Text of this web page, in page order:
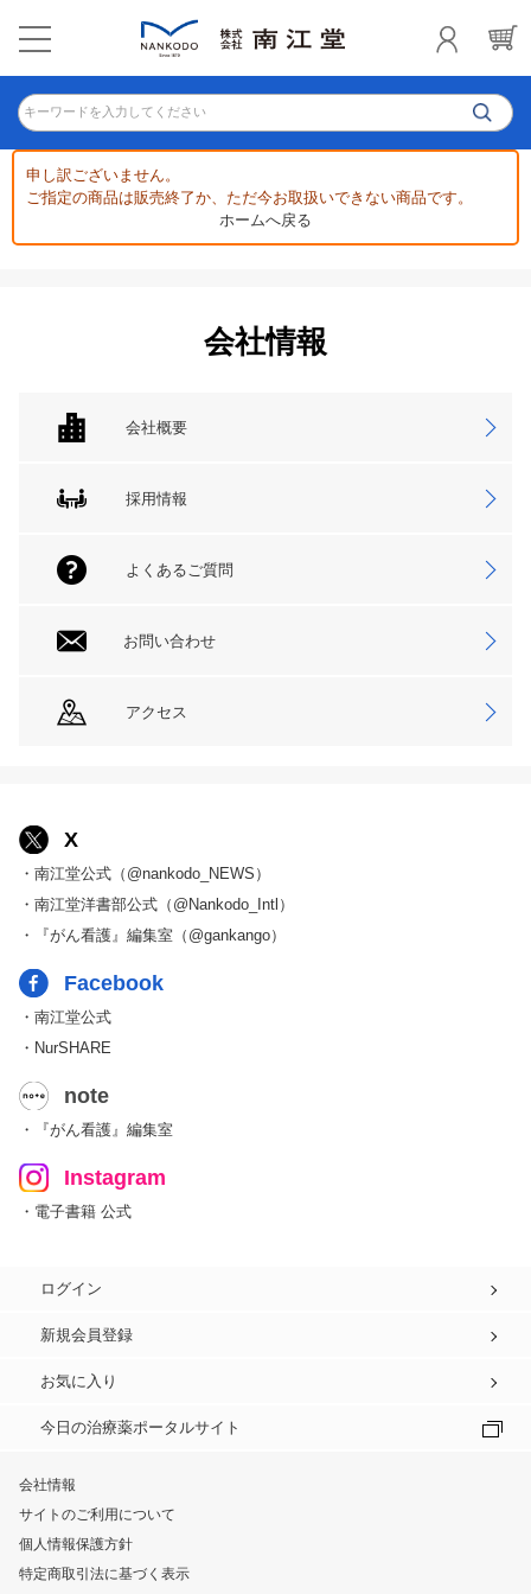
キーワードを入力してください
申し訳ございません。
ご指定の商品は販売終了か、ただ今お取扱いできない商品です。
ホームへ戻る
会社情報
会社概要
採用情報
よくあるご質問
お問い合わせ
アクセス
X
・南江堂公式（@nankodo_NEWS）
・南江堂洋書部公式（@Nankodo_Intl）
・『がん看護』編集室（@gankango）
Facebook
・南江堂公式
・NurSHARE
note
・『がん看護』編集室
Instagram
・電子書籍 公式
ログイン
新規会員登録
お気に入り
今日の治療薬ポータルサイト
会社情報
サイトのご利用について
個人情報保護方針
特定商取引法に基づく表示